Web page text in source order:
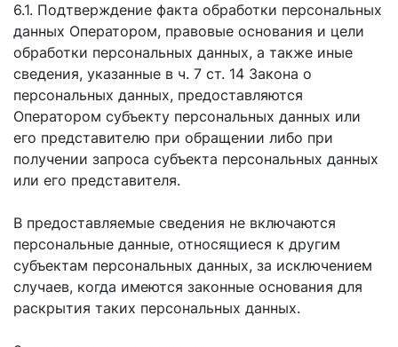
6.1. Подтверждение факта обработки персональных
данных Оператором, правовые основания и цели
обработки персональных данных, а также иные
сведения, указанные в ч. 7 ст. 14 Закона о
персональных данных, предоставляются
Оператором субъекту персональных данных или
его представителю при обращении либо при
получении запроса субъекта персональных данных
или его представителя.
В предоставляемые сведения не включаются
персональные данные, относящиеся к другим
субъектам персональных данных, за исключением
случаев, когда имеются законные основания для
раскрытия таких персональных данных.